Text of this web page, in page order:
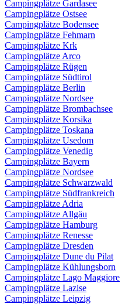
Campingplätze Gardasee
Campingplätze Ostsee
Campingplätze Bodensee
Campingplätze Fehmarn
Campingplätze Krk
Campingplätze Arco
Campingplätze Rügen
Campingplätze Südtirol
Campingplätze Berlin
Campingplätze Nordsee
Campingplätze Brombachsee
Campingplätze Korsika
Campingplätze Toskana
Campingplätze Usedom
Campingplätze Venedig
Campingplätze Bayern
Campingplätze Nordsee
Campingplätze Schwarzwald
Campingplätze Südfrankreich
Campingplätze Adria
Campingplätze Allgäu
Campingplätze Hamburg
Campingplätze Renesse
Campingplätze Dresden
Campingplätze Dune du Pilat
Campingplätze Kühlungsborn
Campingplätze Lago Maggiore
Campingplätze Lazise
Campingplätze Leipzig